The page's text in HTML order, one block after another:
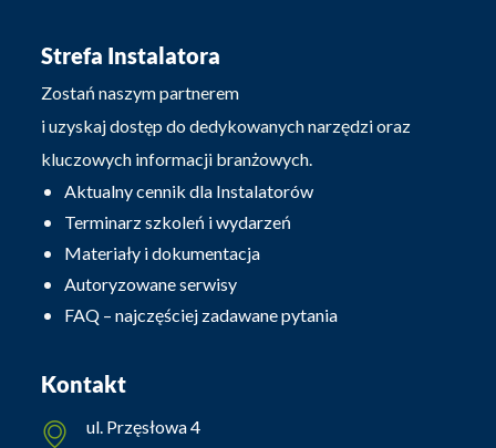
Strefa Instalatora
Zostań naszym partnerem
i uzyskaj dostęp do dedykowanych narzędzi oraz
kluczowych informacji branżowych.
Aktualny cennik dla Instalatorów
Terminarz szkoleń i wydarzeń
Materiały i dokumentacja
Autoryzowane serwisy
FAQ – najczęściej zadawane pytania
Kontakt
ul. Przęsłowa 4